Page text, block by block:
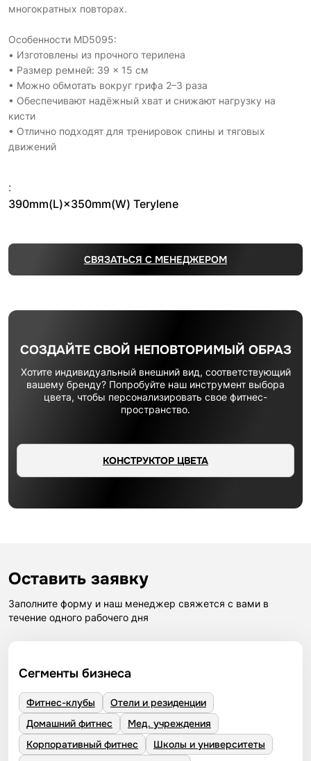
многократных повторах.
Особенности MD5095:
• Изготовлены из прочного терилена
• Размер ремней: 39 × 15 см
• Можно обмотать вокруг грифа 2–3 раза
• Обеспечивают надёжный хват и снижают нагрузку на
кисти
• Отлично подходят для тренировок спины и тяговых
движений
:
390mm(L)×350mm(W) Terylene
СВЯЗАТЬСЯ С МЕНЕДЖЕРОМ
СОЗДАЙТЕ СВОЙ НЕПОВТОРИМЫЙ ОБРАЗ
Хотите индивидуальный внешний вид, соответствующий
вашему бренду? Попробуйте наш инструмент выбора
цвета, чтобы персонализировать свое фитнес-
пространство.
КОНСТРУКТОР ЦВЕТА
Оставить заявку
Заполните форму и наш менеджер свяжется с вами в
течение одного рабочего дня
Сегменты бизнеса
Фитнес-клубы
Отели и резиденции
Домашний фитнес
Мед. учреждения
Корпоративный фитнес
Школы и университеты